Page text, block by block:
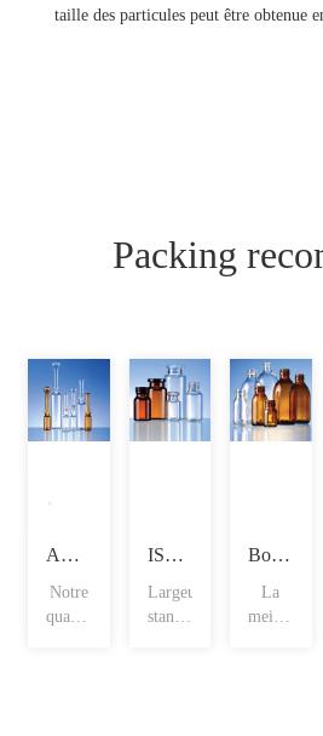
taille des particules peut être obtenue
Packing
Ampoules à tige droite
Notre
qualité
ISO fioles
Largeur
standard
Bouteilles spéciales pour sirop
La
meilleure